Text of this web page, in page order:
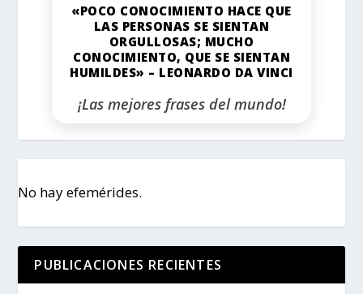
«POCO CONOCIMIENTO HACE QUE
LAS PERSONAS SE SIENTAN
ORGULLOSAS; MUCHO
CONOCIMIENTO, QUE SE SIENTAN
HUMILDES» – LEONARDO DA VINCI
¡Las mejores frases del mundo!
No hay efemérides.
PUBLICACIONES RECIENTES